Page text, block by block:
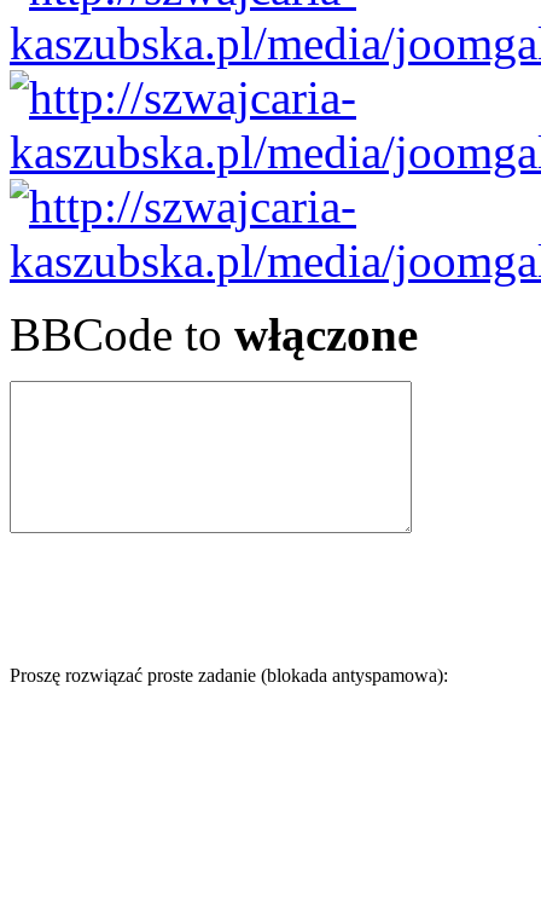
BBCode to włączone
Proszę rozwiązać proste zadanie (blokada antyspamowa):